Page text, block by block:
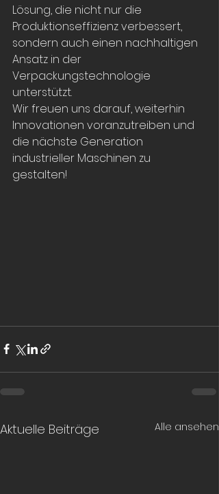
Lösung, die nicht nur die
Produktionseffizienz verbessert,
sondern auch einen nachhaltigen
Ansatz in der
Verpackungstechnologie
unterstützt.
Wir freuen uns darauf, weiterhin
Innovationen voranzutreiben und
die nächste Generation
industrieller Maschinen zu
gestalten!
Aktuelle Beiträge Alle ansehen